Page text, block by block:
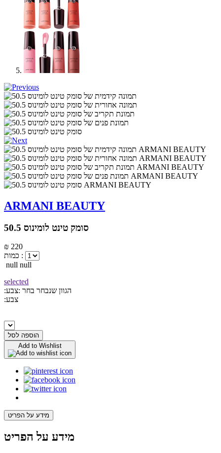
ARMANI BEAUTY
סומק טינט לומינוס 50.5
₪ 220
כמות :
null null
selected
:הגוון שנבחר בחר :צבע
:צבע
הוספה לסל
Add to Wishlist
מידע על הפריט
מידע על הפריט